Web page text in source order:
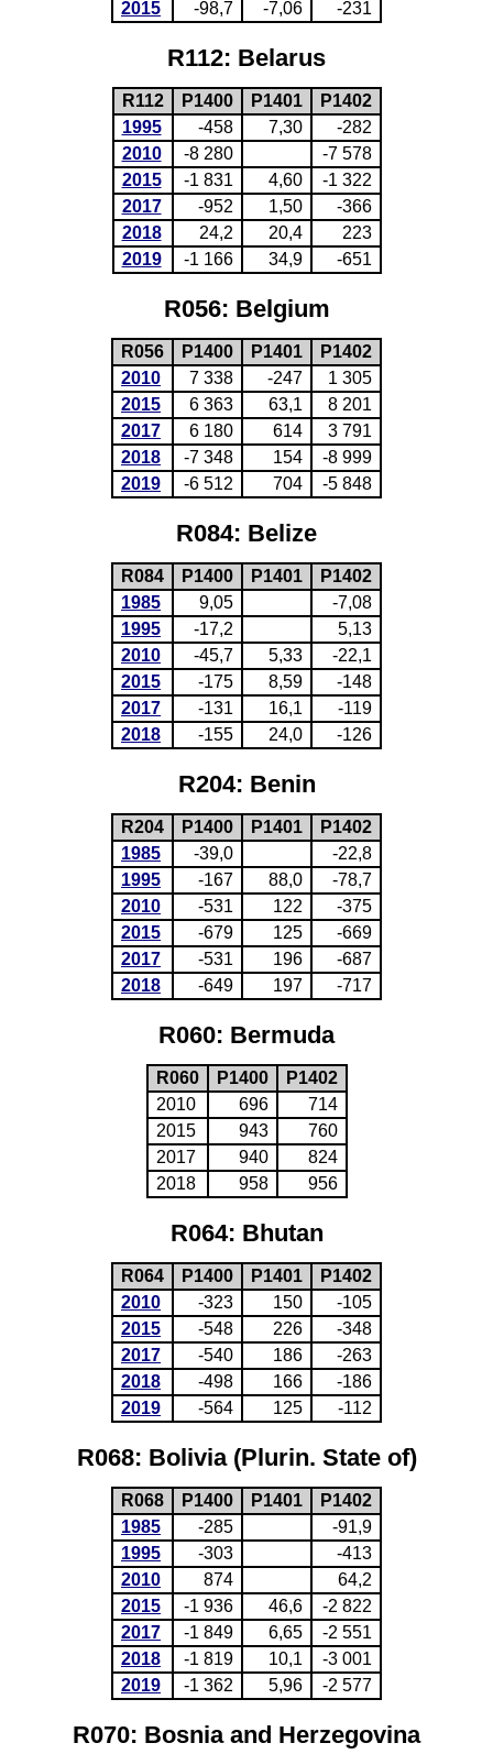
2015 -98,7 -7,06 -231
R112: Belarus
R112 P1400 P1401
P1402
1995
-458 7,30
-282
2010
-8 280
-7 578
2015
-1 831 4,60
-1 322
2017
-952 1,50
-366
2018
24,2 20,4
223
2019
-1 166 34,9 -651
R056: Belgium
R056 P1400 P1401
P1402
2010
7 338 -247
1 305
2015
6 363 63,1
8 201
2017
6 180 614
3 791
2018
-7 348 154
-8 999
2019
-6 512 704 -5 848
R084: Belize
R084 P1400 P1401
P1402
1985
9,05
-7,08
1995
-17,2
5,13
2010
-45,7 5,33
-22,1
2015
-175 8,59
-148
2017
-131 16,1
-119
2018
-155 24,0 -126
R204: Benin
R204 P1400 P1401
P1402
1985
-39,0
-22,8
1995
-167 88,0
-78,7
2010
-531 122
-375
2015
-679 125
-669
2017
-531 196
-687
2018
-649 197 -717
R060: Bermuda
R060 P1400
P1402
2010
696
714
2015
943
760
2017
940
824
2018
958 956
R064: Bhutan
R064 P1400 P1401
P1402
2010
-323 150
-105
2015
-548 226
-348
2017
-540 186
-263
2018
-498 166
-186
2019
-564 125 -112
R068: Bolivia (Plurin. State of)
R068 P1400 P1401
P1402
1985
-285
-91,9
1995
-303
-413
2010
874
64,2
2015
-1 936 46,6
-2 822
2017
-1 849 6,65
-2 551
2018
-1 819 10,1
-3 001
2019
-1 362 5,96 -2 577
R070: Bosnia and Herzegovina